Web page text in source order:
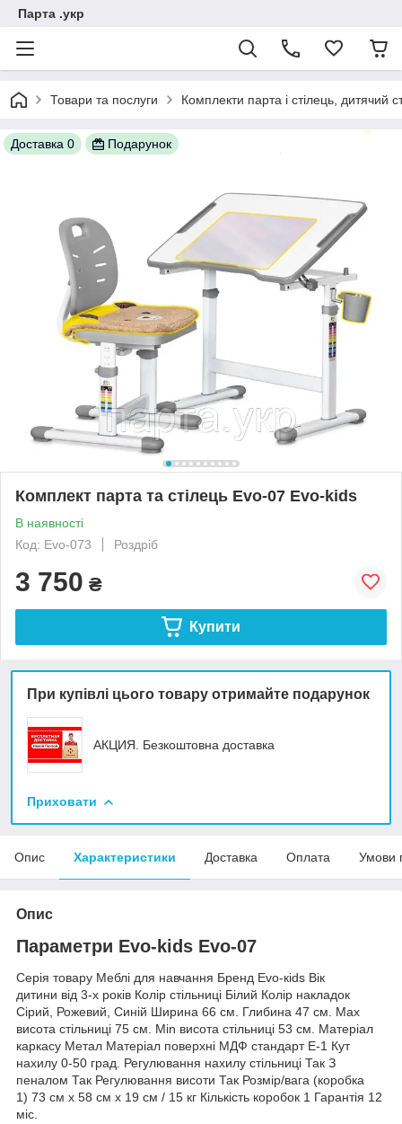
Парта .укр
Товари та послуги Комплекти парта і стілець, дитячий
Доставка 0 Подарунок
Комплект парта та стілець Evo-07 Evo-kids
В наявності
Код: Evo-073
Роздріб
3 750 ₴
Купити
При купівлі цього товару отримайте подарунок
АКЦИЯ. Безкоштовна доставка
Приховати
Опис Характеристики Доставка Оплата Умови
Опис
Параметри Evo-kids Evo-07
Серія товару Меблі для навчання Бренд Evo-кids Вік
дитини від 3-х років Колір стільниці Білий Колір накладок
Сірий, Рожевий, Синій Ширина 66 см. Глибина 47 см. Max
висота стільниці 75 см. Min висота стільниці 53 см. Матеріал
каркасу Метал Матеріал поверхні МДФ стандарт Е-1 Кут
нахилу 0-50 град. Регулювання нахилу стільниці Так З
пеналом Так Регулювання висоти Так Розмір/вага (коробка
1) 73 см х 58 см х 19 см / 15 кг Кількість коробок 1 Гарантія 12
міс.